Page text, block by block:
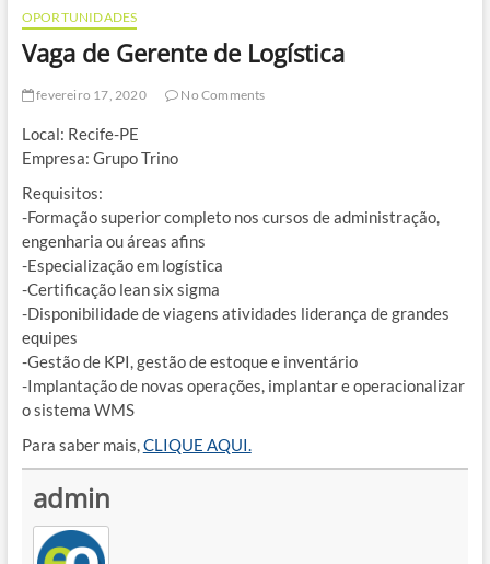
OPORTUNIDADES
Vaga de Gerente de Logística
fevereiro 17, 2020 No Comments
Local: Recife-PE
Empresa: Grupo Trino
Requisitos:
-Formação superior completo nos cursos de administração,
engenharia ou áreas afins
-Especialização em logística
-Certificação lean six sigma
-Disponibilidade de viagens atividades liderança de grandes
equipes
-Gestão de KPI, gestão de estoque e inventário
-Implantação de novas operações, implantar e operacionalizar
o sistema WMS
Para saber mais,CLIQUE AQUI.
admin